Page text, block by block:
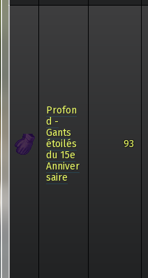
Profon
d -
Gants
étoilés
du 15e
Anniver
saire
93